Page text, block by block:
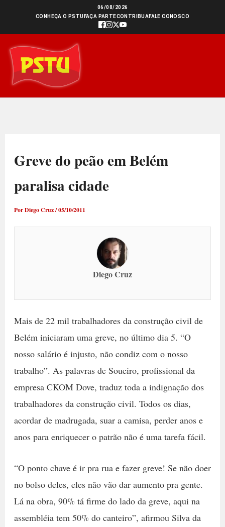
conteúdo
06/08/2026
CONHEÇA O PSTU FAÇA PARTECONTRIBUAFALE CONOSCO
Greve do peão em Belém
paralisa cidade
PorDiego Cruz/05/10/2011
Diego Cruz
Mais de 22 mil trabalhadores da construção civil de
Belém iniciaram uma greve, no último dia 5. “O
nosso salário é injusto, não condiz com o nosso
trabalho”. As palavras de Soueiro, profissional da
empresa CKOM Dove, traduz toda a indignação dos
trabalhadores da construção civil. Todos os dias,
acordar de madrugada, suar a camisa, perder anos e
anos para enriquecer o patrão não é uma tarefa fácil.
“O ponto chave é ir pra rua e fazer greve! Se não doer
no bolso deles, eles não vão dar aumento pra gente.
Lá na obra, 90% tá firme do lado da greve, aqui na
assembléia tem 50% do canteiro”, afirmou Silva da